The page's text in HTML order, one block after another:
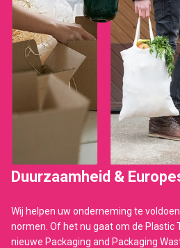
Duurzaamheid &
Wij helpen uw onderneming te
normen. Of het nu gaat om de Plastic
nieuwe Packaging and Packaging